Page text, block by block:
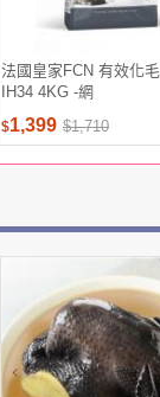
法國皇家FCN 有效化
IH34 4KG -網
$1,399 $1,710